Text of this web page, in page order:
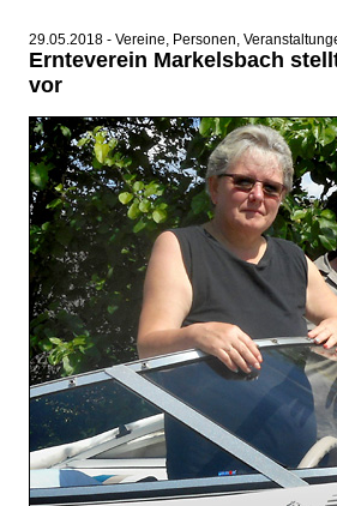
29.05.2018 - Vereine, Personen,
Ernteverein Markelsbach
vor